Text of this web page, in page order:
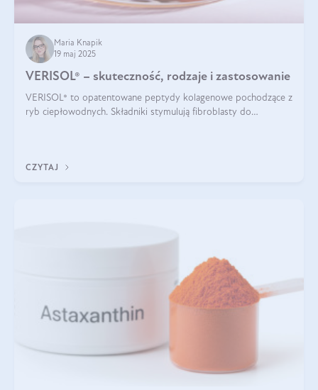
Maria Knapik
19 maj 2025
VERISOL® – skuteczność, rodzaje i zastosowanie
VERISOL® to opatentowane peptydy kolagenowe pochodzące z
ryb ciepłowodnych. Składniki stymulują fibroblasty do
CZYTAJ